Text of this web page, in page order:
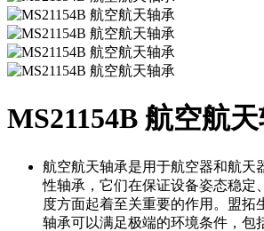
MS21154B 航空航
航空航天轴承是用于航空器和航天
性轴承，它们在保证设备姿态稳定
度方面起着至关重要的作用。盟拓
轴承可以满足极端的环境条件，包